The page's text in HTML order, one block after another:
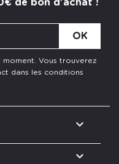
de bon d'achat !
Vous trouverez
dans les conditions

